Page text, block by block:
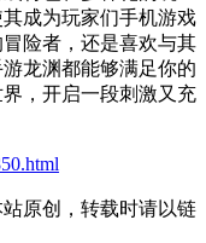
成为玩家们手机游戏
险者，还是喜欢与其
龙渊都能够满足你的
，开启一段刺激又充
原创，转载时请以链